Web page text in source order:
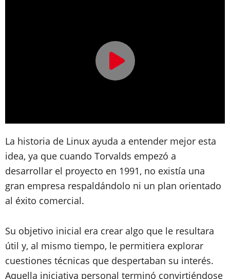
La historia de Linux ayuda a entender mejor esta
idea, ya que cuando Torvalds empezó a
desarrollar el proyecto en 1991, no existía una
gran empresa respaldándolo ni un plan orientado
al éxito comercial.
Su objetivo inicial era crear algo que le resultara
útil y, al mismo tiempo, le permitiera explorar
cuestiones técnicas que despertaban su interés.
Aquella iniciativa personal terminó convirtiéndose